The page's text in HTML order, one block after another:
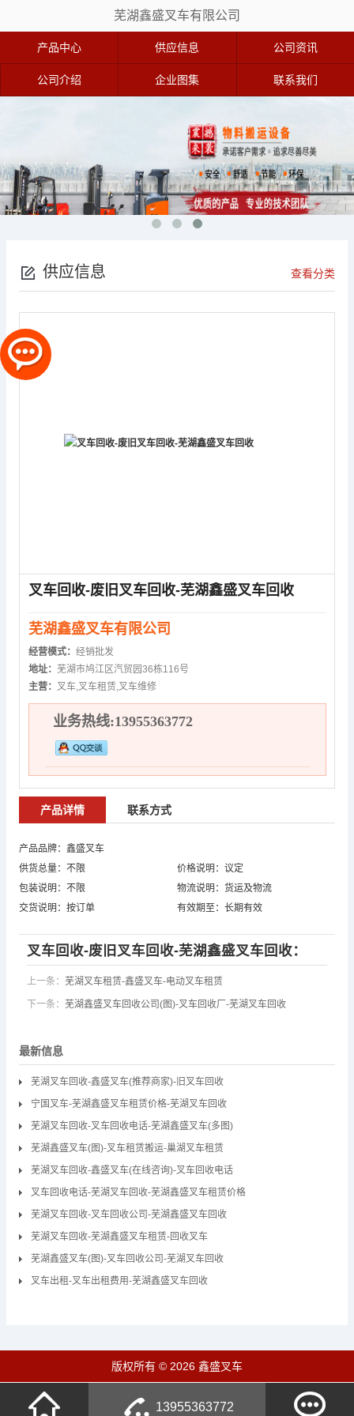
芜湖鑫盛叉车有限公司
产品中心 供应信息 公司资讯
公司介绍 企业图集 联系我们
供应信息 查看分类
叉车回收-废旧叉车回收-芜湖鑫盛叉车回收
芜湖鑫盛叉车有限公司
经营模式： 经销批发
地址： 芜湖市鸠江区汽贸园36栋116号
主营： 叉车,叉车租赁,叉车维修
业务热线:13955363772
产品详情 联系方式
产品品牌：鑫盛叉车
供货总量：不限
价格说明：议定
包装说明：不限
物流说明：货运及物流
交货说明：按订单
有效期至：长期有效
叉车回收-废旧叉车回收-芜湖鑫盛叉车回收：
上一条： 芜湖叉车租赁-鑫盛叉车-电动叉车租赁
下一条： 芜湖鑫盛叉车回收公司(图)-叉车回收厂-芜湖叉车回收
最新信息
芜湖叉车回收-鑫盛叉车(推荐商家)-旧叉车回收
宁国叉车-芜湖鑫盛叉车租赁价格-芜湖叉车回收
芜湖叉车回收-叉车回收电话-芜湖鑫盛叉车(多图)
芜湖鑫盛叉车(图)-叉车租赁搬运-巢湖叉车租赁
芜湖叉车回收-鑫盛叉车(在线咨询)-叉车回收电话
叉车回收电话-芜湖叉车回收-芜湖鑫盛叉车租赁价格
芜湖叉车回收-叉车回收公司-芜湖鑫盛叉车回收
芜湖叉车回收-芜湖鑫盛叉车租赁-回收叉车
芜湖鑫盛叉车(图)-叉车回收公司-芜湖叉车回收
叉车出租-叉车出租费用-芜湖鑫盛叉车回收
版权所有 © 2026 鑫盛叉车
13955363772